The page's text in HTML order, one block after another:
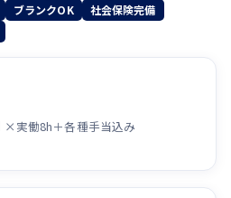
ブランクOK
社会保険完備
×実働8h＋各種手当込み